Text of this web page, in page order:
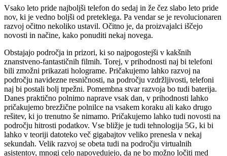
Vsako leto pride najboljši telefon do sedaj in že čez slabo leto pride
nov, ki je vedno boljši od preteklega. Pa vendar se je revolucionaren
razvoj očitno nekoliko ustavil. Očitno je, da proizvajalci iščejo
novosti in načine, kako ponuditi nekaj novega.
Obstajajo področja in prizori, ki so najpogostejši v kakšnih
znanstveno-fantastičnih filmih. Torej, v prihodnosti naj bi telefoni
bili zmožni prikazati holograme. Pričakujemo lahko razvoj na
področju navidezne resničnosti, na področju vzdržljivosti, telefoni
naj bi postali bolj trpežni. Pomembna stvar razvoja bo tudi baterija.
Danes praktično polnimo naprave vsak dan, v prihodnosti lahko
pričakujemo brezžične polnilce na vsakem koraku ali kako drugo
rešitev, ki jo trenutno še nimamo. Pričakujemo lahko tudi novosti na
področju hitrosti podatkov. Vse bližje je tudi tehnologija 5G, ki bi
lahko v teoriji datoteko več gigabajtov veliko prenesla v nekaj
sekundah. Velik razvoj se obeta tudi na področju virtualnih
asistentov, mnogi celo napovedujejo, da ne bo možno ločiti med